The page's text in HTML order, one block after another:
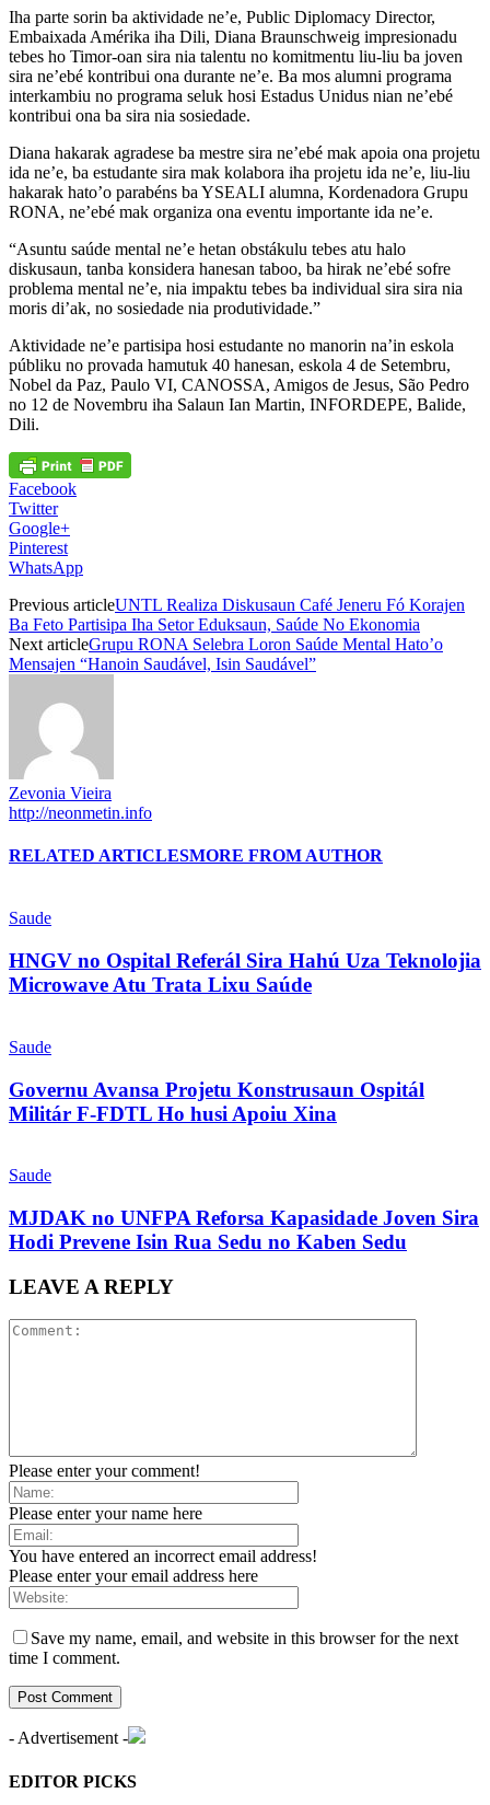
Iha parte sorin ba aktividade ne’e, Public Diplomacy Director,
Embaixada Amérika iha Dili, Diana Braunschweig impresionadu
tebes ho Timor-oan sira nia talentu no komitmentu liu-liu ba joven
sira ne’ebé kontribui ona durante ne’e. Ba mos alumni programa
interkambiu no programa seluk hosi Estadus Unidus nian ne’ebé
kontribui ona ba sira nia sosiedade.
Diana hakarak agradese ba mestre sira ne’ebé mak apoia ona projetu
ida ne’e, ba estudante sira mak kolabora iha projetu ida ne’e, liu-liu
hakarak hato’o parabéns ba YSEALI alumna, Kordenadora Grupu
RONA, ne’ebé mak organiza ona eventu importante ida ne’e.
“Asuntu saúde mental ne’e hetan obstákulu tebes atu halo
diskusaun, tanba konsidera hanesan taboo, ba hirak ne’ebé sofre
problema mental ne’e, nia impaktu tebes ba individual sira sira nia
moris di’ak, no sosiedade nia produtividade.”
Aktividade ne’e partisipa hosi estudante no manorin na’in eskola
públiku no provada hamutuk 40 hanesan, eskola 4 de Setembru,
Nobel da Paz, Paulo VI, CANOSSA, Amigos de Jesus, São Pedro
no 12 de Novembru iha Salaun Ian Martin, INFORDEPE, Balide,
Dili.
Facebook
Twitter
Google+
Pinterest
WhatsApp
Previous articleUNTL Realiza Diskusaun Café Jeneru Fó Korajen
Ba Feto Partisipa Iha Setor Eduksaun, Saúde No Ekonomia
Next articleGrupu RONA Selebra Loron Saúde Mental Hato’o
Mensajen “Hanoin Saudável, Isin Saudável”
Zevonia Vieira
http://neonmetin.info
RELATED ARTICLESMORE FROM AUTHOR
Saude
HNGV no Ospital Referál Sira Hahú Uza Teknolojia
Microwave Atu Trata Lixu Saúde
Saude
Governu Avansa Projetu Konstrusaun Ospitál
Militár F-FDTL Ho husi Apoiu Xina
Saude
MJDAK no UNFPA Reforsa Kapasidade Joven Sira
Hodi Prevene Isin Rua Sedu no Kaben Sedu
LEAVE A REPLY
Please enter your comment!
Please enter your name here
You have entered an incorrect email address!
Please enter your email address here
Save my name, email, and website in this browser for the next
time I comment.
- Advertisement -
EDITOR PICKS